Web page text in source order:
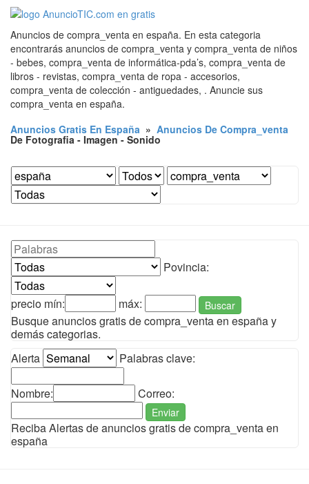
Anuncios de compra_venta en españa. En esta categoria
encontrarás anuncios de compra_venta y compra_venta de niños
- bebes, compra_venta de informática-pda’s, compra_venta de
libros - revistas, compra_venta de ropa - accesorios,
compra_venta de colección - antiguedades, . Anuncie sus
compra_venta en españa.
Anuncios Gratis En España » Anuncios De Compra_venta
De Fotografia - Imagen - Sonido
Povincia:
precio mín: máx: Buscar
Busque anuncios gratis de compra_venta en españa y
demás categorias.
Alerta
Palabras clave:
Nombre: Correo:
Enviar
Reciba Alertas de anuncios gratis de compra_venta en
españa